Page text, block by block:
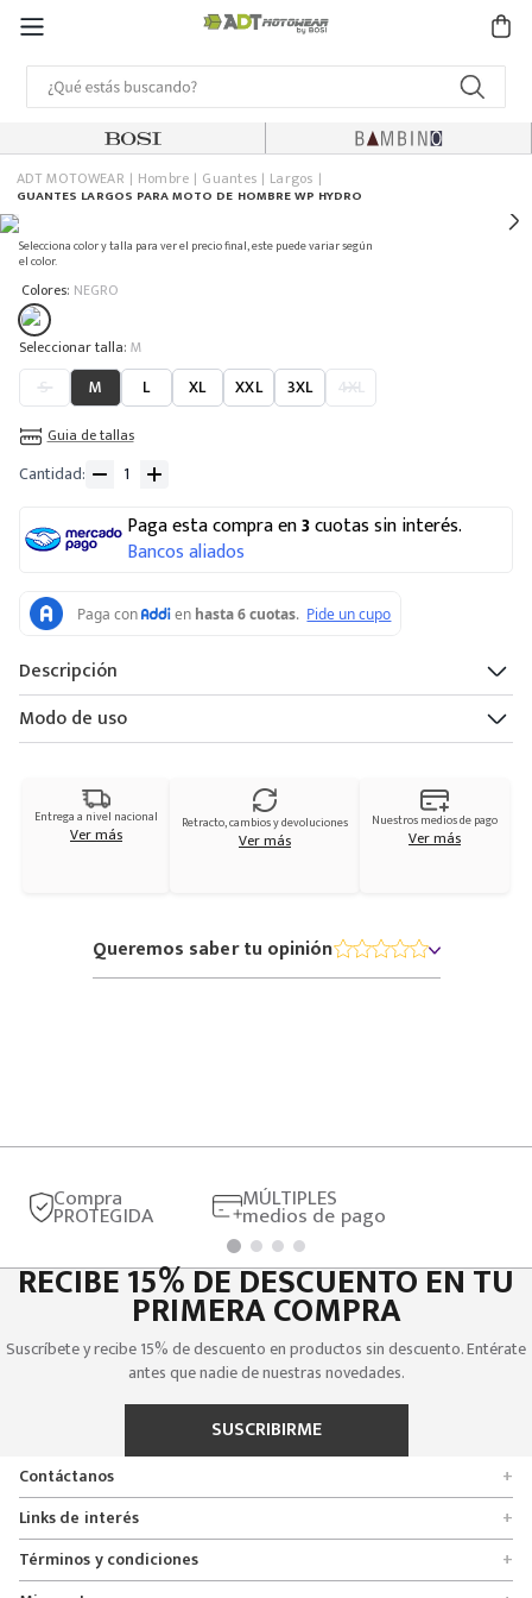
ADT MOTOWEAR Hombre Guantes Largos
GUANTES LARGOS PARA MOTO DE HOMBRE WP HYDRO
Selecciona color y talla para ver el precio final, este puede variar según
el color.
Colores: NEGRO
: M
S M L XL XXL 3XL 4XL
Guia de tallas
Cantidad
Paga esta compra en3cuotas sin interés.
Bancos aliados
Descripción
Modo de uso
Entrega a nivel nacional
Ver más Retracto, cambios y devoluciones
Ver más
Nuestros medios de pago
Ver más
Queremos saber tu opinión
Compra
PROTEGIDA
MÚLTIPLES
medios de pago
RECIBE 15% DE DESCUENTO EN TU
PRIMERA COMPRA
Suscríbete y recibe 15% de descuento en productos sin descuento. Entérate
antes que nadie de nuestras novedades.
SUSCRIBIRME
Contáctanos
+
Encuentra tu tienda
Formulario de solicitudes
Servicio al cliente
Links de interés +
Quienes somos
Políticas de entrega, cambio y devolución
Términos y condiciones +
Promociones